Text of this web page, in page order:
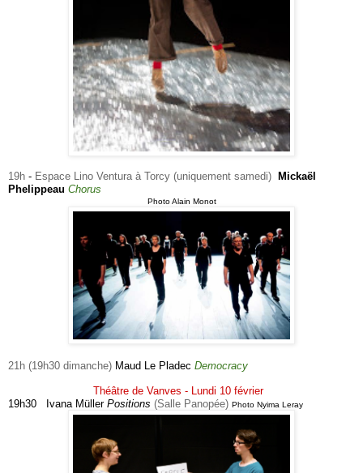
19h - Espace Lino Ventura à Torcy (uniquement samedi)
Mickaël
Phelippeau Chorus
Photo Alain Monot
21h (19h30 dimanche) Maud Le Pladec Democracy
Théâtre de Vanves - Lundi 10 février
19h30 Ivana Müller Positions (Salle Panopée) Photo Nyima Leray